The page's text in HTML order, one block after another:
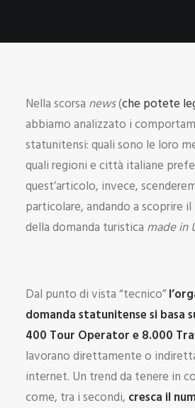
Nella scorsa news(che potete
abbiamo analizzato i
statunitensi: quali sono le loro
quali regioni e città italiane
quest’articolo, invece,
particolare, andando a scoprire
della domanda turistica made in
Dal punto di vista “tecnico”
domanda statunitense si basa
400 Tour Operator e 8.000
lavorano direttamente o
internet. Un trend da tenere in
come, tra i secondi, cresca il